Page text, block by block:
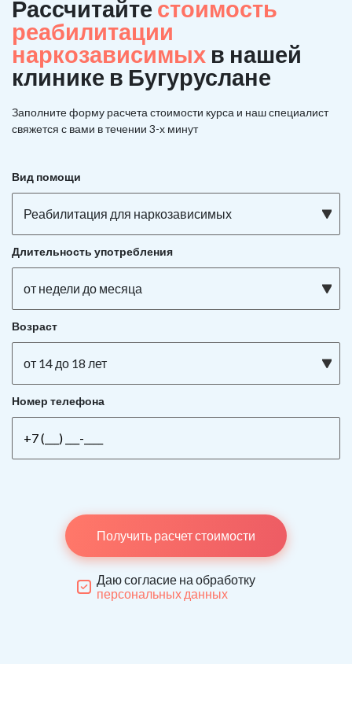
Рассчитайте стоимость
реабилитации
наркозависимых в нашей
клинике в Бугуруслане
Заполните форму расчета стоимости курса и наш специалист
свяжется с вами в течении 3-х минут
Вид помощи
Реабилитация для наркозависимых
Длительность употребления
от недели до месяца
Возраст
от 14 до 18 лет
Номер телефона
Получить расчет стоимости
Даю согласие на обработку
персональных данных